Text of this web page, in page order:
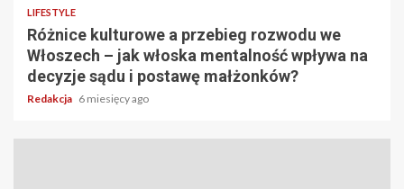
LIFESTYLE
Różnice kulturowe a przebieg rozwodu we
Włoszech – jak włoska mentalność wpływa na
decyzje sądu i postawę małżonków?
Redakcja 6 miesięcy ago